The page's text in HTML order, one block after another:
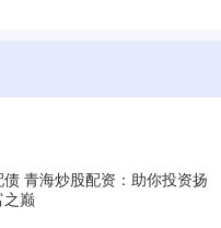
青海炒股配资：助你投资扬
之巅